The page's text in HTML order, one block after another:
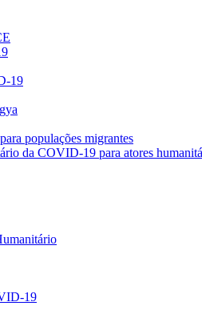
19
populações migrantes
da COVID-19 para atores
19